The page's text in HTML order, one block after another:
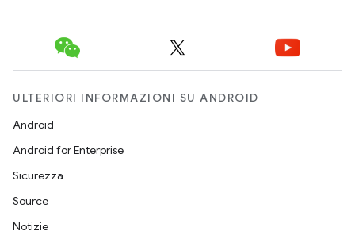
ULTERIORI INFORMAZIONI SU ANDROID
Android
Android for Enterprise
Sicurezza
Source
Notizie